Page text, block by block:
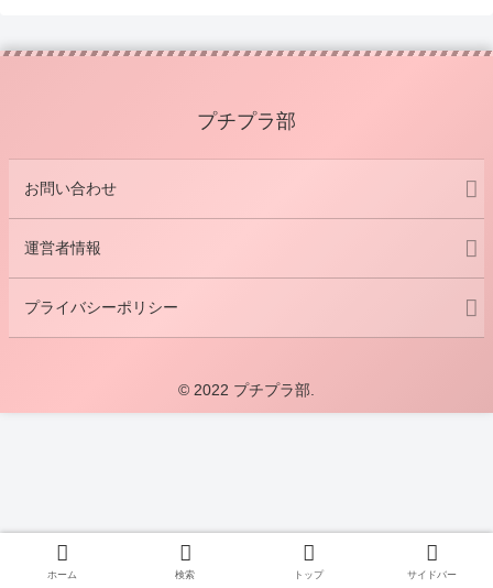
プチプラ部
お問い合わせ
運営者情報
プライバシーポリシー
© 2022 プチプラ部.
ホーム 検索 トップ サイドバー